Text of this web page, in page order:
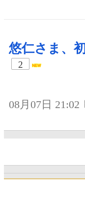
悠仁さま、
2
08月07日 21:02